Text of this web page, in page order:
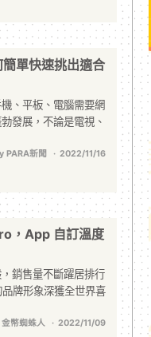
單快速挑出適合
、平板、電腦需要網
發展，不論是電視、
PARA新聞
2022/11/16
，App 自訂溫度
銷售量不斷躍居排行
牌形象深獲全世界喜
金幣蜘蛛人
2022/11/09